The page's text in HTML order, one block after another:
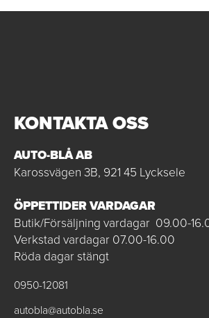
KONTAKTA OSS
AUTO-BLÅ AB
Karossvägen 3B, 921 45 Lycksele
ÖPPETTIDER VARDAGAR
Butik/Försäljning vardagar 09.00-
Verkstad vardagar 07.00-16.00
Röda dagar stängt
0950-12081
autobla@autobla.se